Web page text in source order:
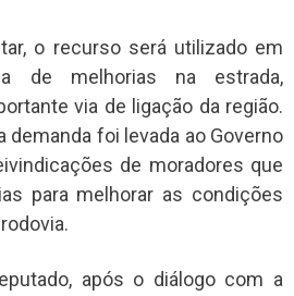
o recurso será utilizado em
de melhorias na estrada,
via de ligação da região.
demanda foi levada ao Governo
de moradores que
para melhorar as condições
após o diálogo com a